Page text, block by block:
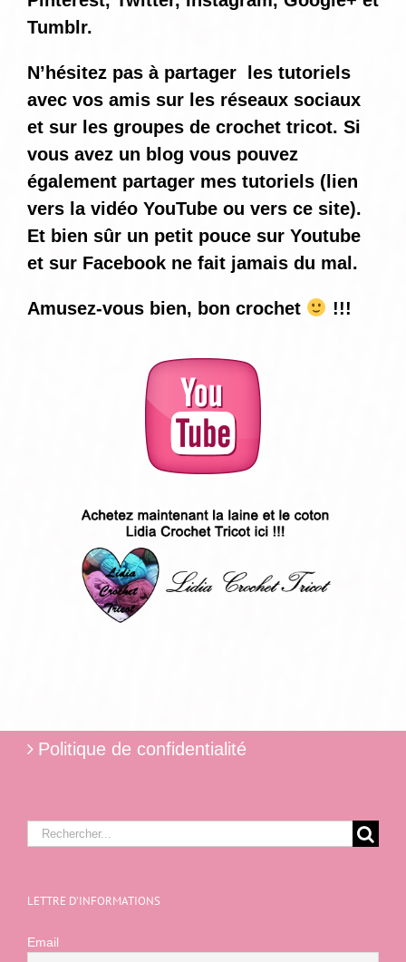
Tumblr.
N’hésitez pas à partager les tutoriels
avec vos amis sur les réseaux sociaux
et sur les groupes de crochet tricot. Si
vous avez un blog vous pouvez
également partager mes tutoriels (lien
vers la vidéo YouTube ou vers ce site).
Et bien sûr un petit pouce sur Youtube
et sur Facebook ne fait jamais du mal.
Amusez-vous bien, bon crochet !!!
Politique de confidentialité
Rechercher:
LETTRE D’INFORMATIONS
Email